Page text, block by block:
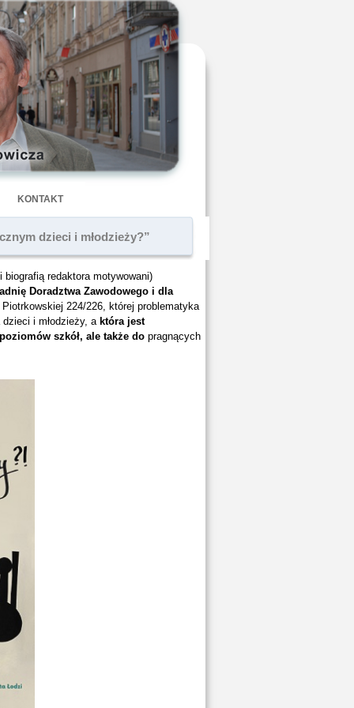
KONTAKT
dzieci i młodzieży?”
redaktora motywowani)
Doradztwa Zawodowego i dla
224/226, której problematyka
i młodzieży, a która jest
szkół, ale także dopragnących